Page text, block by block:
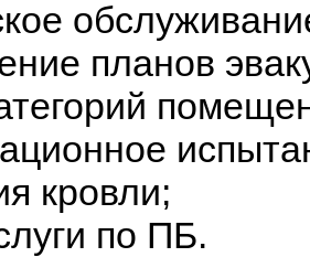
планов
кровли;
по ПБ.